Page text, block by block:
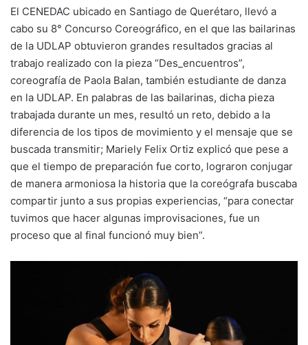
El CENEDAC ubicado en Santiago de Querétaro, llevó a
cabo su 8° Concurso Coreográfico, en el que las bailarinas
de la UDLAP obtuvieron grandes resultados gracias al
trabajo realizado con la pieza “Des_encuentros”,
coreografía de Paola Balan, también estudiante de danza
en la UDLAP. En palabras de las bailarinas, dicha pieza
trabajada durante un mes, resultó un reto, debido a la
diferencia de los tipos de movimiento y el mensaje que se
buscada transmitir; Mariely Felix Ortiz explicó que pese a
que el tiempo de preparación fue corto, lograron conjugar
de manera armoniosa la historia que la coreógrafa buscaba
compartir junto a sus propias experiencias, “para conectar
tuvimos que hacer algunas improvisaciones, fue un
proceso que al final funcionó muy bien”.